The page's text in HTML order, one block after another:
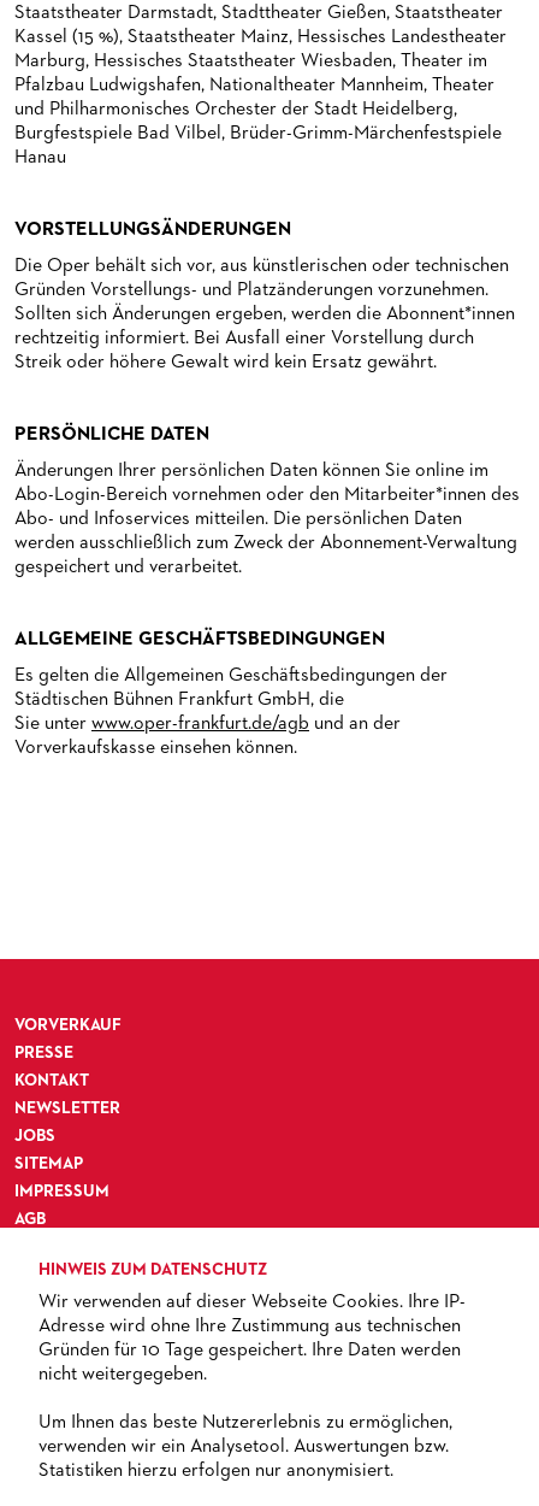
Staatstheater Darmstadt, Stadttheater Gießen, Staatstheater
Kassel (15 %), Staatstheater Mainz, Hessisches Landestheater
Marburg, Hessisches Staatstheater Wiesbaden, Theater im
Pfalzbau Ludwigshafen, Nationaltheater Mannheim, Theater
und Philharmonisches Orchester der Stadt Heidelberg,
Burgfestspiele Bad Vilbel, Brüder-Grimm-Märchenfestspiele
Hanau
VORSTELLUNGSÄNDERUNGEN
Die Oper behält sich vor, aus künstlerischen oder technischen
Gründen Vorstellungs- und Platzänderungen vorzunehmen.
Sollten sich Änderungen ergeben, werden die Abonnent*innen
rechtzeitig informiert. Bei Ausfall einer Vorstellung durch
Streik oder höhere Gewalt wird kein Ersatz gewährt.
PERSÖNLICHE DATEN
Änderungen Ihrer persönlichen Daten können Sie online im
Abo-Login-Bereich vornehmen oder den Mitarbeiter*innen des
Abo- und Infoservices mitteilen. Die persönlichen Daten
werden ausschließlich zum Zweck der Abonnement-Verwaltung
gespeichert und verarbeitet.
ALLGEMEINE GESCHÄFTSBEDINGUNGEN
Es gelten die Allgemeinen Geschäftsbedingungen der
Städtischen Bühnen Frankfurt GmbH, die
Sie unter www.oper-frankfurt.de/agb und an der
Vorverkaufskasse einsehen können.
VORVERKAUF
PRESSE
KONTAKT
NEWSLETTER
JOBS
SITEMAP
IMPRESSUM
AGB
BARRIEREFREIHEIT
+ 49 69 212-49494
HINWEIS ZUM DATENSCHUTZ
Wir verwenden auf dieser Webseite Cookies. Ihre IP-
Adresse wird ohne Ihre Zustimmung aus technischen
Gründen für 10 Tage gespeichert. Ihre Daten werden
nicht weitergegeben.
Um Ihnen das beste Nutzererlebnis zu ermöglichen,
verwenden wir ein Analysetool. Auswertungen bzw.
Statistiken hierzu erfolgen nur anonymisiert.